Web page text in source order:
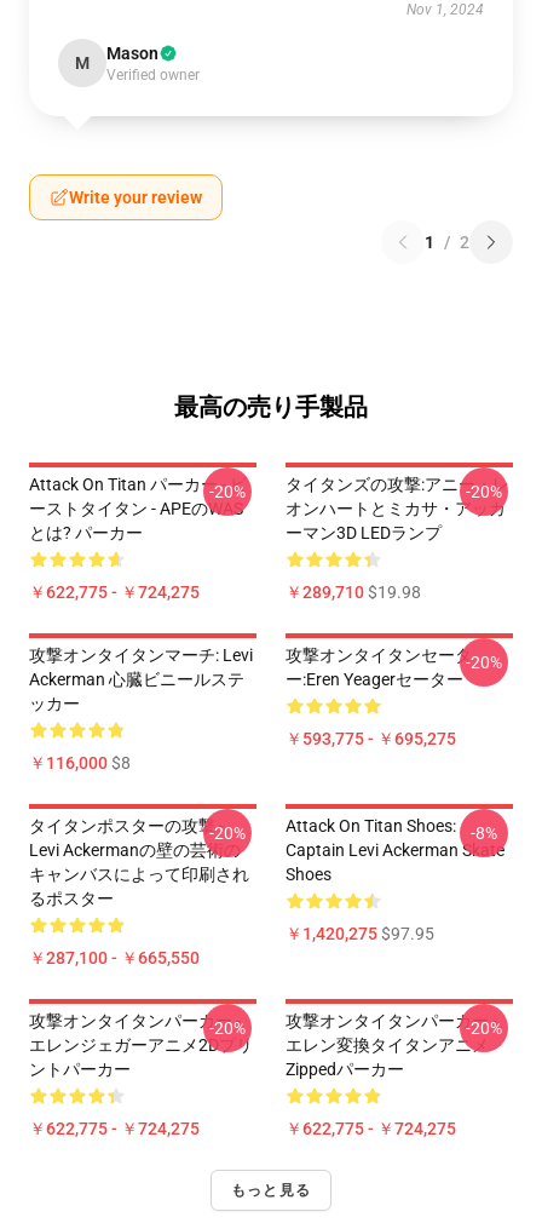
Nov 1, 2024
M Mason
Verified owner
Write your review
1 / 2
最高の売り手製品
Attack On Titan パーカー - ビ
ーストタイタン - APEのWAS
とは? パーカー
￥622,775 - ￥724,275
-20%
タイタンズの攻撃:アニー・レ
オンハートとミカサ・アッカ
ーマン3D LEDランプ
￥289,710$19.98
-20%
攻撃オンタイタンマーチ: Levi
Ackerman 心臓ビニールステ
ッカー
￥116,000$8
攻撃オンタイタンセータ
ー:Eren Yeagerセーター
￥593,775 - ￥695,275
-20%
タイタンポスターの攻撃 -
Levi Ackermanの壁の芸術の
キャンバスによって印刷され
るポスター
￥287,100 - ￥665,550
-20%
Attack On Titan Shoes:
Captain Levi Ackerman Skate
Shoes
￥1,420,275$97.95
-8%
攻撃オンタイタンパーカー -
エレンジェガーアニメ2Dプリ
ントパーカー
￥622,775 - ￥724,275
-20%
攻撃オンタイタンパーカー -
エレン変換タイタンアニメ
Zippedパーカー
￥622,775 - ￥724,275
-20%
もっと見る